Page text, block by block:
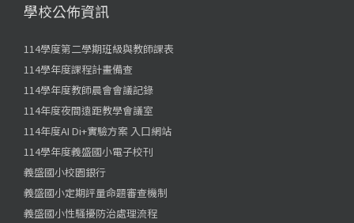
學校公佈資訊
114學度第二學期班級與教師課表
114學年度課程計畫備查
114學年度教師晨會會議記錄
114年度夜間遠距教學會議室
114年度AI Di+實驗方案 入口網站
114學年度義盛國小電子校刊
義盛國小校園銀行
義盛國小定期評量命題審查機制
義盛國小性騷擾防治處理流程